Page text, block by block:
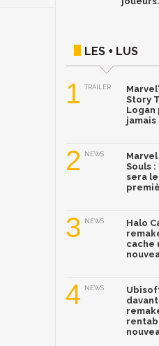
LES + LUS
1 TRAILER
Story
Logan
jamais
2 NEWS
Souls
sera le
3 NEWS
Halo
cache
4 NEWS